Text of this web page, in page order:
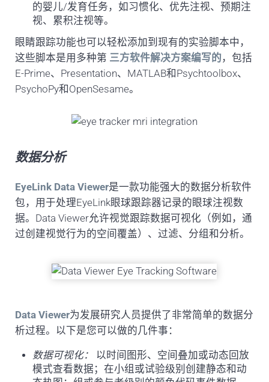
的婴儿/发育任务，如习惯化、优先注视、预期注
视、累积注视等。
眼睛跟踪功能也可以轻松添加到现有的实验脚本中，
这些脚本是用多种第 三方软件解决方案编写的 ，包括
E-Prime、Presentation、MATLAB和Psychtoolbox、
PsychoPy和OpenSesame。
数据分析
EyeLink Data Viewer是一款功能强大的数据分析软件
包，用于处理EyeLink眼球跟踪器记录的眼球注视数
据。Data Viewer允许视觉跟踪数据可视化（例如，通
过创建视觉行为的空间覆盖）、过滤、分组和分析。
Data Viewer为发展研究人员提供了非常简单的数据分
析过程。以下是您可以做的几件事：
数据可视化：
以时间图形、空间叠加或动态回放
模式查看数据；在小组或试验级别创建静态和动